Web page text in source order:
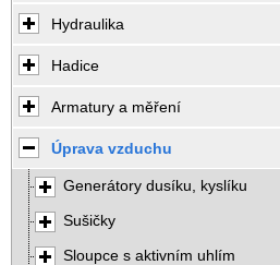
Hydraulika
Hadice
Armatury a měření
Úprava vzduchu
Generátory dusíku, kyslíku
Sušičky
Sloupce s aktivním uhlím